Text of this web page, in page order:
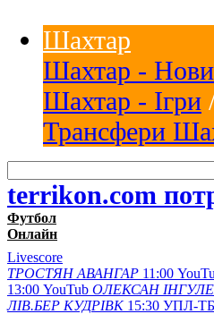
Шахтар
Шахтар -
Шахтар - Ігри
Трансфери
terrikon.com
Футбол
Онлайн
Livescore
ТРОСТЯН АВАНГАР 11:00
13:00 YouTub ОЛЕКСАН
ЛІВ.БЕР КУДРІВК 15:30 УПЛ-ТБ